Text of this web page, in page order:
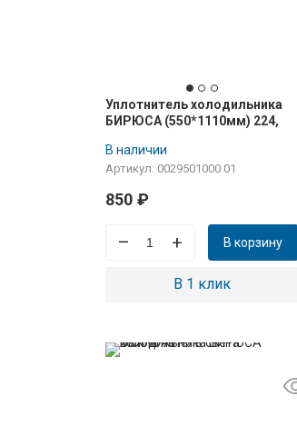
Уплотнитель холодильника
БИРЮСА (550*1110мм) 224,
камеры, крепление в паз
В наличии
Артикул: 0029501000 01
850 ₽
– + В корзину
В 1 клик